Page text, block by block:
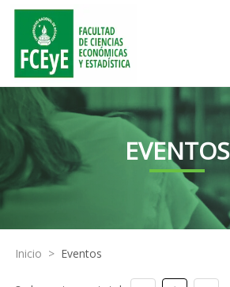
EVENTOS
Inicio > Eventos